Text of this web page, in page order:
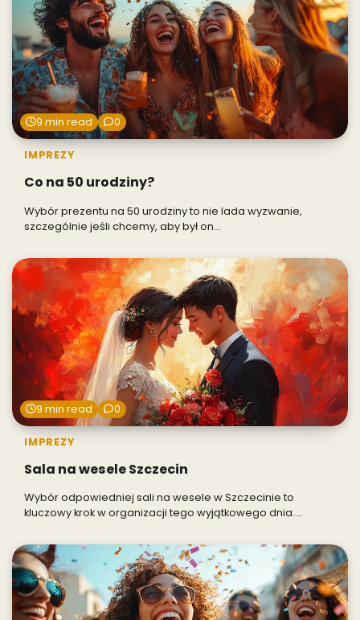
9 min read 0
IMPREZY
Co na 50 urodziny?
Wybór prezentu na 50 urodziny to nie lada wyzwanie,
szczególnie jeśli chcemy, aby był on…
9 min read 0
IMPREZY
Sala na wesele Szczecin
Wybór odpowiedniej sali na wesele w Szczecinie to
kluczowy krok w organizacji tego wyjątkowego dnia.…